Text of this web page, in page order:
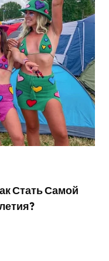
Стать Самой